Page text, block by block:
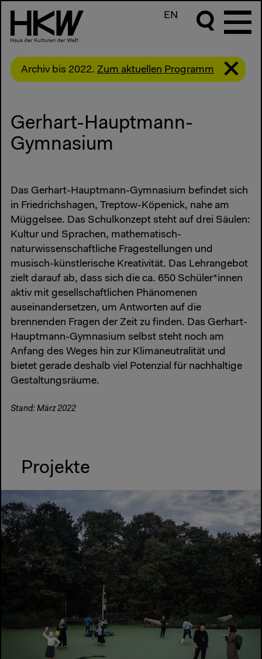
EN
Archiv bis 2022. Zum aktuellen Programm
Gerhart-Hauptmann-
Gymnasium
Das Gerhart-Hauptmann-Gymnasium befindet sich
in Friedrichshagen, Treptow-Köpenick, nahe am
Müggelsee. Das Schulkonzept steht auf drei Säulen:
Kultur und Sprachen, mathematisch-
naturwissenschaftliche Fragestellungen und
musisch-künstlerische Kreativität. Das Lehrangebot
zielt darauf ab, dass sich die ca. 650 Schüler*innen
aktiv mit gesellschaftlichen Phänomenen
auseinandersetzen, um Antworten auf die
brennenden Fragen der Zeit zu finden. Das Gerhart-
Hauptmann-Gymnasium selbst steht noch am
Anfang des Weges hin zur Klimaneutralität und
bietet gerade deshalb viel Potenzial für nachhaltige
Gestaltungsräume.
Stand: März 2022
Projekte